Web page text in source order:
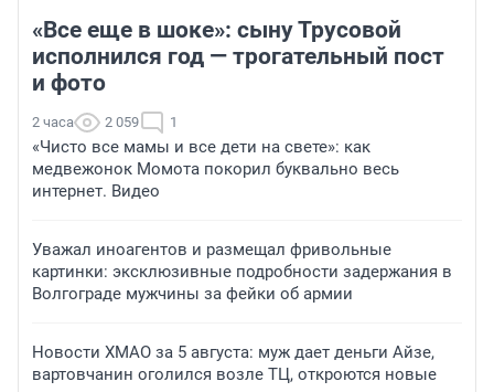
«Все еще в шоке»: сыну Трусовой
исполнился год — трогательный пост
и фото
2 часа 2 059 1
«Чисто все мамы и все дети на свете»: как
медвежонок Момота покорил буквально весь
интернет. Видео
Уважал иноагентов и размещал фривольные
картинки: эксклюзивные подробности задержания в
Волгограде мужчины за фейки об армии
Новости ХМАО за 5 августа: муж дает деньги Айзе,
вартовчанин оголился возле ТЦ, откроются новые